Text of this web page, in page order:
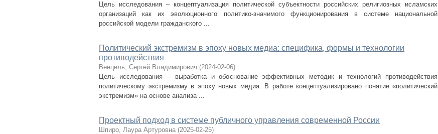
Цель исследования – концептуализация политической субъектности российских религиозных исламских
организаций как их эволюционного политико-значимого функционирования в системе национальной
российской модели гражданского ...
Политический экстремизм в эпоху новых медиа: специфика, формы и технологии
противодействия
Венцель, Сергей Владимирович (2024-02-06)
Цель исследования – выработка и обоснование эффективных методик и технологий противодействия
политическому экстремизму в эпоху новых медиа. В работе концептуализировано понятие «политический
экстремизм» на основе анализа ...
Проектный подход в системе публичного управления современной России
Шпиро, Лаура Артуровна (2025-02-25)